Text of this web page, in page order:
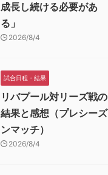
成長し続ける必要があ
る」
2026/8/4
試合日程・結果
リバプール対リーズ戦の
結果と感想（プレシーズ
ンマッチ）
2026/8/4